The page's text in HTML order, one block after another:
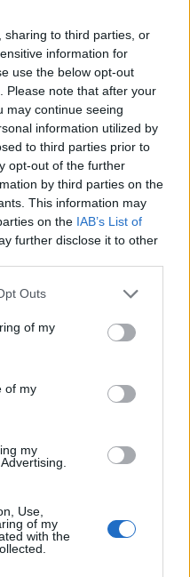
sharing to third parties, or
information for
use the below opt-out
Please note that after your
may continue seeing
information utilized by
to third parties prior to
opt-out of the further
by third parties on the
This information may
on the IAB’s List of
further disclose it to other
Outs
of my
of my
my
Use,
of my
with the